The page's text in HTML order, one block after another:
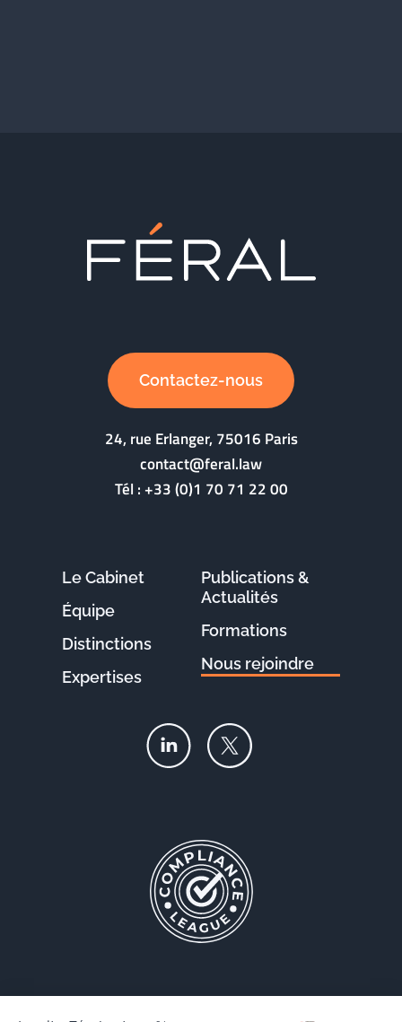
Contactez-nous
24, rue Erlanger, 75016 Paris
contact@feral.law
Tél :+33 (0)1 70 71 22 00
Le Cabinet
Équipe
Distinctions
Expertises
Publications &
Actualités
Formations
Nous rejoindre